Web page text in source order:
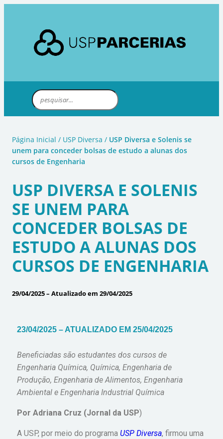
Página Inicial / USP Diversa / USP Diversa e Solenis se
unem para conceder bolsas de estudo a alunas dos
cursos de Engenharia
USP DIVERSA E SOLENIS
SE UNEM PARA
CONCEDER BOLSAS DE
ESTUDO A ALUNAS DOS
CURSOS DE ENGENHARIA
29/04/2025 – Atualizado em 29/04/2025
23/04/2025 – ATUALIZADO EM 25/04/2025
Beneficiadas são estudantes dos cursos de
Engenharia Química, Química, Engenharia de
Produção, Engenharia de Alimentos, Engenharia
Ambiental e Engenharia Industrial Química
Por Adriana Cruz (Jornal da USP)
A USP, por meio do programa USP Diversa, firmou uma